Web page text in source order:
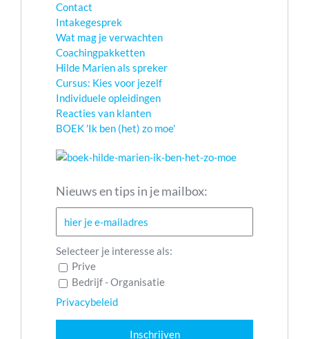
Contact
Intakegesprek
Wat mag je verwachten
Coachingpakketten
Hilde Marien als spreker
Cursus: Kies voor jezelf
Individuele opleidingen
Reacties van klanten
BOEK 'Ik ben (het) zo moe'
Nieuws en tips in je mailbox:
Selecteer je interesse als:
Prive
Bedrijf - Organisatie
Privacybeleid